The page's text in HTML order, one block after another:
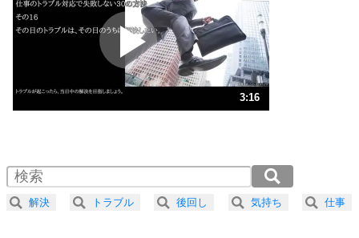
プラス思考
ポジティブになれない原因は、行動しないから。
ポジティブ思考になる30の方法
ストレス対策
人生、なんとかなるもの。
気楽に生きる30の方法
4 器の大きい人は、怒りを優しさで表現する。
3:16
2.0倍速 （385KB 1分38秒）
2.5倍速 （308KB 1分18秒）
3.0倍速 （257KB 1分5秒）
解決 トラブル 後回し 気持ち 仕事